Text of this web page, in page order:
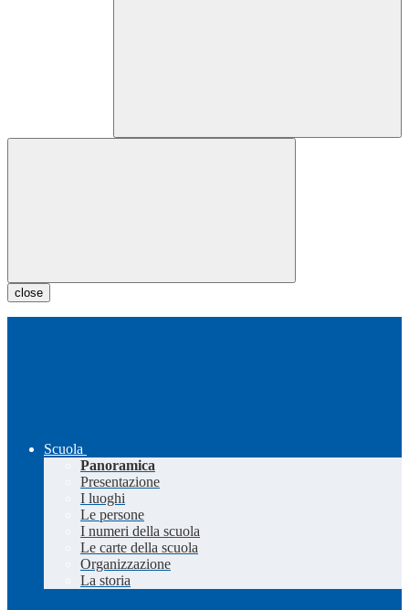
close
Scuola
Panoramica
Presentazione
I luoghi
Le persone
I numeri della scuola
Le carte della scuola
Organizzazione
La storia